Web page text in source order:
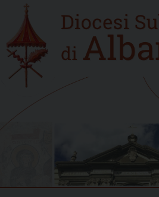
content
Home
new